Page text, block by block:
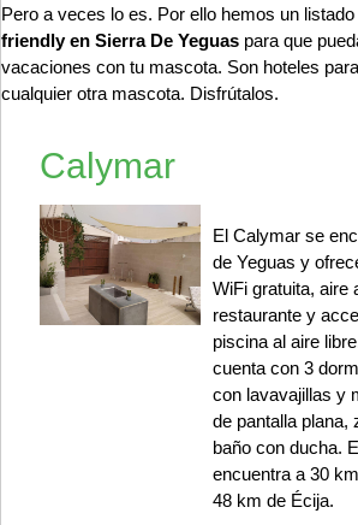
Pero a veces lo es. Por ello hemos un listado
friendly en Sierra De Yeguas para que
vacaciones con tu mascota. Son hoteles
cualquier otra mascota. Disfrútalos.
Calymar
El Calymar se
de Yeguas y
WiFi gratuita, aire
restaurante y
piscina al aire
cuenta con 3
con lavavajillas y
de pantalla plana,
baño con ducha.
encuentra a 30
48 km de Écija.